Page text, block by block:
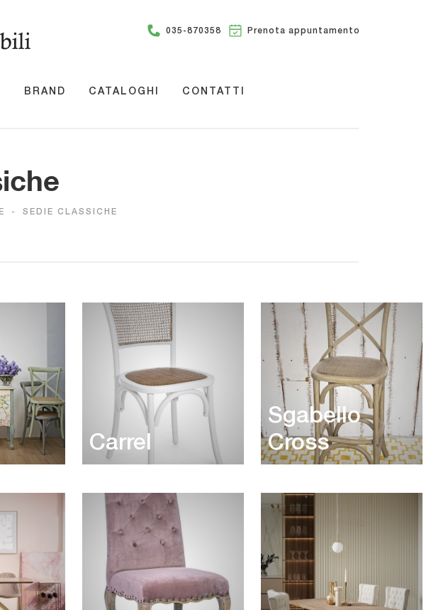
035-870358 Prenota appuntamento
BRAND CATALOGHI CONTATTI
- SEDIE CLASSICHE
Carrel
Sgabello
Cross